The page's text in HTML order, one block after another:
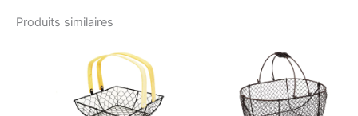
Produits similaires